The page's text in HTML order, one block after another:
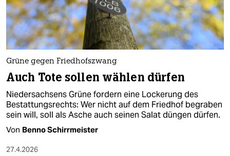
nord
wahrheit
verlag
verlag
veranstaltungen
shop
fragen & hilfe
Grüne gegen Friedhofszwang
Auch Tote sollen wählen dürfen
Niedersachsens Grüne fordern eine Lockerung des
Bestattungsrechts: Wer nicht auf dem Friedhof begraben
sein will, soll als Asche auch seinen Salat düngen dürfen.
Von Benno Schirrmeister
27.4.2026